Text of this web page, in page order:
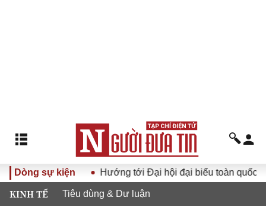
Dòng sự kiện
sống Hướng tới Đại hội đại biểu toàn quốc Hội Luật
KINH TẾ Tiêu dùng & Dư luận